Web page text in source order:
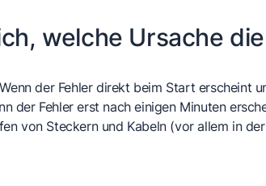
welche Ursache
der Fehler direkt beim Start erscheint
der Fehler erst nach einigen Minuten
von Steckern und Kabeln (vor allem in